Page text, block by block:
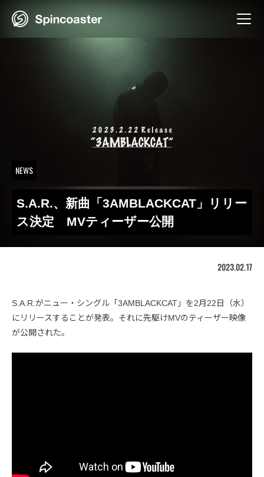
NEWS
S.A.R.、新曲「3AMBLACKCAT」リリー
ス決定 MVティーザー公開
2023.02.17
S.A.R.がニュー・シングル「3AMBLACKCAT」を2月22日（水）
にリリースすることが発表。それに先駆けMVのティーザー映像
が公開された。